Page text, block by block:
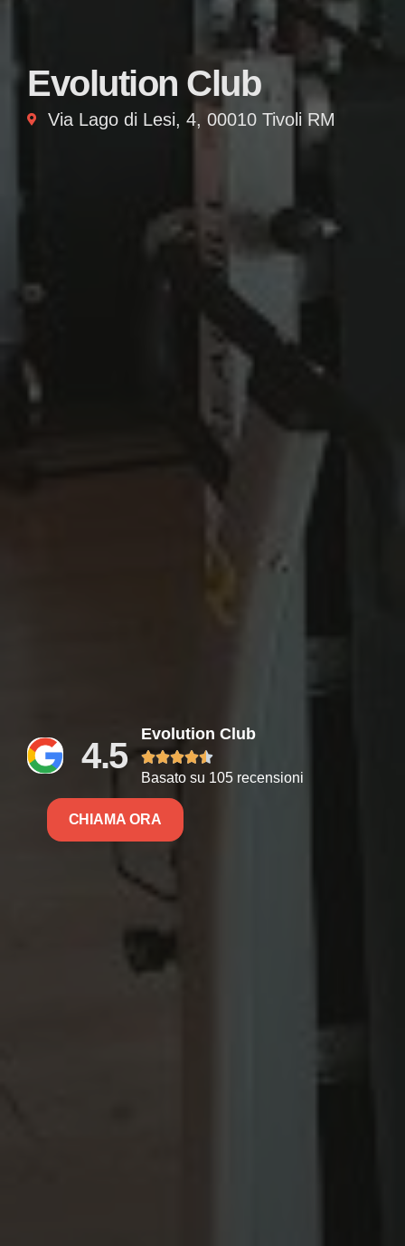
Evolution Club
Via Lago di Lesi, 4, 00010 Tivoli RM
4.5
Evolution Club

Basato su 105 recensioni
CHIAMA ORA